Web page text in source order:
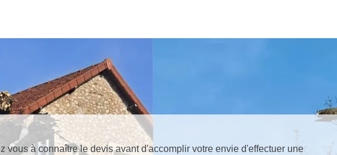
vous à connaître le devis avant d'accomplir votre envie d'effectuer une